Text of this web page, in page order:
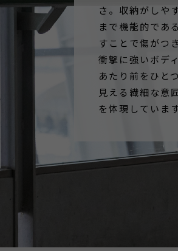
さ。収納がしや
まで機能的であ
すことで傷がつ
衝撃に強いボデ
あたり前をひと
見える繊細な意
を体現しています